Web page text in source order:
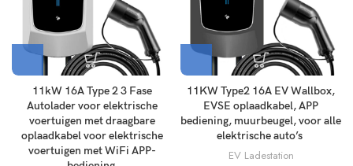
11kW 16A Type 2 3 Fase
Autolader voor elektrische
voertuigen met draagbare
oplaadkabel voor elektrische
voertuigen met WiFi APP-
11KW Type2 16A EV Wallbox,
EVSE oplaadkabel, APP
bediening, muurbeugel, voor alle
elektrische auto’s ​
EV Ladestation